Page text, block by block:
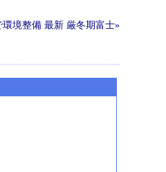
環境整備 最新 厳冬期富士»